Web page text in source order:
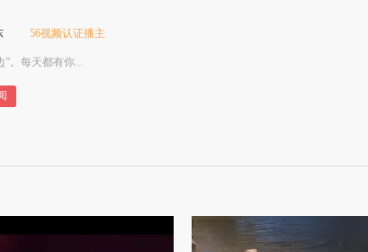
56视频认证播主
”。每天都有你...